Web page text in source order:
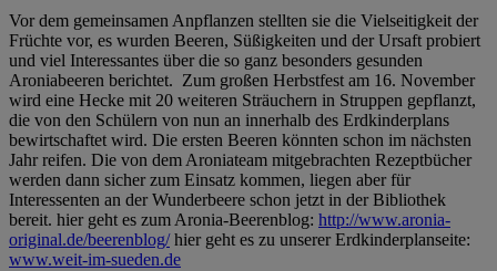
Vor dem gemeinsamen Anpflanzen stellten sie die Vielseitigkeit der
Früchte vor, es wurden Beeren, Süßigkeiten und der Ursaft probiert
und viel Interessantes über die so ganz besonders gesunden
Aroniabeeren berichtet. Zum großen Herbstfest am 16. November
wird eine Hecke mit 20 weiteren Sträuchern in Struppen gepflanzt,
die von den Schülern von nun an innerhalb des Erdkinderplans
bewirtschaftet wird. Die ersten Beeren könnten schon im nächsten
Jahr reifen. Die von dem Aroniateam mitgebrachten Rezeptbücher
werden dann sicher zum Einsatz kommen, liegen aber für
Interessenten an der Wunderbeere schon jetzt in der Bibliothek
bereit. hier geht es zum Aronia-Beerenblog: http://www.aronia-
original.de/beerenblog/hier geht es zu unserer Erdkinderplanseite:
www.weit-im-sueden.de